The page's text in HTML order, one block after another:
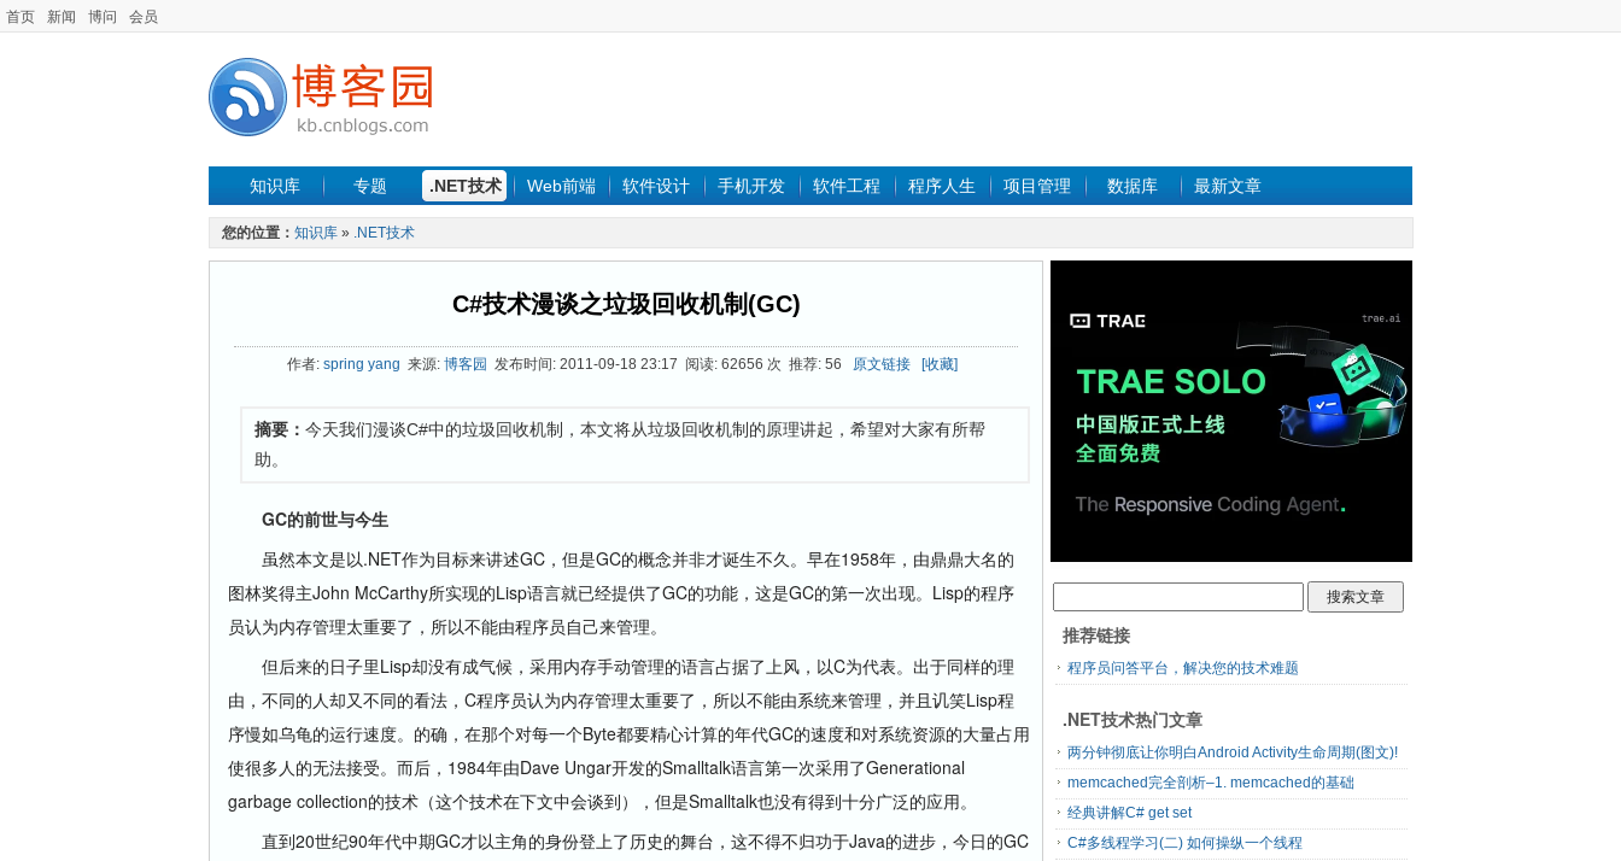
首页 新闻 博问 会员
知识库 专题 .NET技术 Web前端 软件设计 手机开发 软件工程 程序人生 项目管理 数据库 最新文章
您的位置： 知识库 » .NET技术
C#技术漫谈之垃圾回收机制(GC)
作者: spring yang 来源: 博客园 发布时间: 2011-09-18 23:17 阅读: 62656 次 推荐: 56 原文链接 [收藏]
摘要： 今天我们漫谈C#中的垃圾回收机制，本文将从垃圾回收机制的原理讲起，希望对大家有所帮
助。
GC的前世与今生
虽然本文是以.NET作为目标来讲述GC，但是GC的概念并非才诞生不久。早在1958年，由鼎鼎大名的
图林奖得主John McCarthy所实现的Lisp语言就已经提供了GC的功能，这是GC的第一次出现。Lisp的程序
员认为内存管理太重要了，所以不能由程序员自己来管理。
但后来的日子里Lisp却没有成气候，采用内存手动管理的语言占据了上风，以C为代表。出于同样的理
由，不同的人却又不同的看法，C程序员认为内存管理太重要了，所以不能由系统来管理，并且讥笑Lisp程
序慢如乌龟的运行速度。的确，在那个对每一个Byte都要精心计算的年代GC的速度和对系统资源的大量占用
使很多人的无法接受。而后，1984年由Dave Ungar开发的Smalltalk语言第一次采用了Generational
garbage collection的技术（这个技术在下文中会谈到），但是Smalltalk也没有得到十分广泛的应用。
直到20世纪90年代中期GC才以主角的身份登上了历史的舞台，这不得不归功于Java的进步，今日的GC
推荐链接
程序员问答平台，解决您的技术难题
.NET技术热门文章
两分钟彻底让你明白Android Activity生命周期(图文)!
memcached完全剖析–1. memcached的基础
经典讲解C# get set
C#多线程学习(二) 如何操纵一个线程